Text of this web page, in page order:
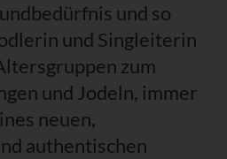
und so
und Singleiterin
zum
und Jodeln, immer
neuen,
authentischen